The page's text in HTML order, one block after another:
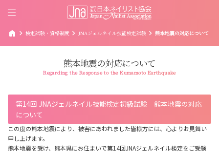
home chevron_right 検定試験・資格制度 chevron_right JNAジェルネイル技能検定試験 chevron_right 熊本地震の対応について
熊本地震の対応について
Regarding the Response to the Kumamoto Earthquake
第14回 JNAジェルネイル技能検定初級試験 熊本地震の対応
について
この度の熊本地震により、被害にあわれました皆様方には、心よりお見舞い
申し上げます。
熊本地震を受け、熊本県にお住まいで第14回JNAジェルネイル検定をご受験